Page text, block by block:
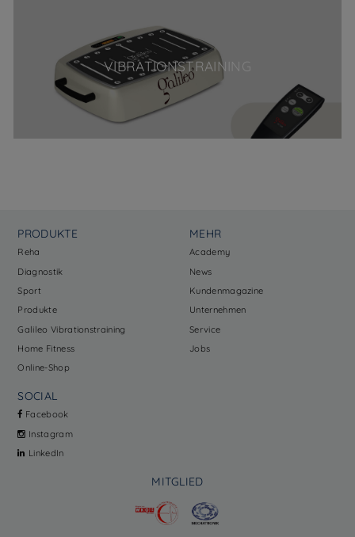
VIBRATIONSTRAINING
PRODUKTE
Reha
Diagnostik
Sport
Produkte
Galileo Vibrationstraining
Home Fitness
Online-Shop
MEHR
Academy
News
Kundenmagazine
Unternehmen
Service
Jobs
SOCIAL
Facebook
Instagram
LinkedIn
MITGLIED